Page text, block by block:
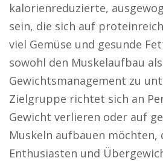
kalorienreduzierte,
sein, die sich auf
viel Gemüse und gesunde
sowohl den Muskelaufbau
Gewichtsmanagement zu
Zielgruppe richtet sich an
Gewicht verlieren oder auf
Muskeln aufbauen möchten,
Enthusiasten und